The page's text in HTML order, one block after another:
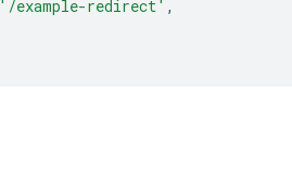
'/example-redirect' ,